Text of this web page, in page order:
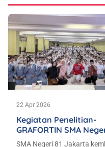
22 Apr 2026
Kegiatan Penelitian-
GRAFORTIN SMA
Jakarta Tahun 2026
SMA Negeri 81 Jakarta